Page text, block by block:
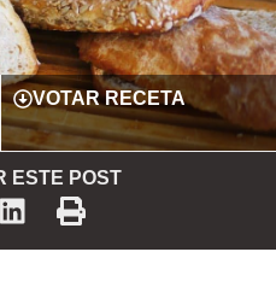
VOTAR RECETA
ESTE POST